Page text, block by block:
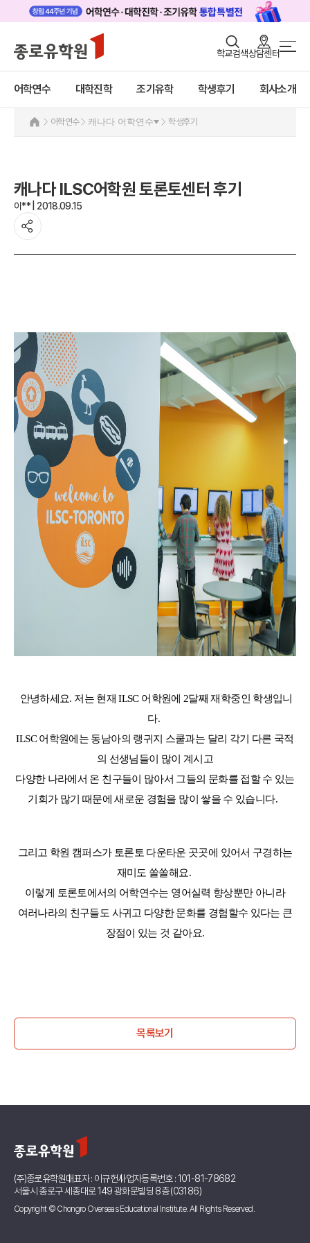
학교검색상담센터
어학연수 대학진학 조기유학 학생후기 회사소개
로그인 회원가입
어학연수
대학진학
조기/캠프
고객서비스
유학가이드
미국
캐나다
학생후기
뉴질랜드
어학연수 캐나다 어학연수 학생후기
캐나다 ILSC어학원 토론토센터 후기
이** | 2018.09.15
안녕하세요. 저는 현재ILSC 어학원에 2달째 재학중인 학생입니
다.
ILSC어학원에는 동남아의 랭귀지 스쿨과는 달리 각기 다른 국적
의 선생님들이 많이 계시고
다양한 나라에서 온 친구들이 많아서 그들의 문화를 접할 수 있는
기회가 많기 때문에 새로운 경험을 많이쌓을 수 있습니다.
그리고 학원 캠퍼스가 토론토 다운타운 곳곳에 있어서 구경하는
재미도 쏠쏠해요.
이렇게 토론토에서의 어학연수는 영어실력 향상뿐만 아니라
여러나라의 친구들도 사귀고 다양한 문화를 경험할수 있다는 큰
장점이 있는 것 같아요.
목록보기
(주)종로유학원대표자 : 이규헌사업자등록번호 : 101-81-78682
서울시 종로구 세종대로 149 광화문빌딩 8층 (03186)
Copyright © Chongro Overseas Educational Institute. All Rights Reserved.